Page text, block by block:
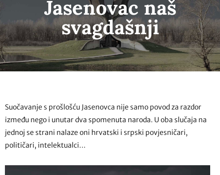
Jasenovac naš
svagdašnji
Suočavanje s prošlošću Jasenovca nije samo povod za razdor
između nego i unutar dva spomenuta naroda. U oba slučaja na
jednoj se strani nalaze oni hrvatski i srpski povjesničari,
političari, intelektualci…